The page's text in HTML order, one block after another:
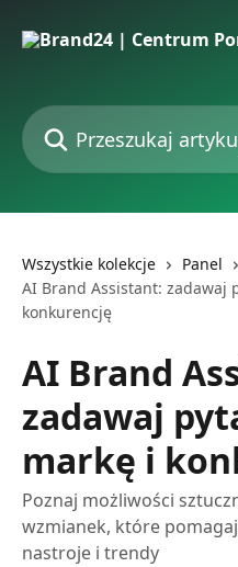
Przeszukaj artykuły...
Wszystkie kolekcje Panel
AI Brand Assistant: zadawaj
konkurencję
AI Brand
zadawaj
markę i
Poznaj możliwości
wzmianek, które
nastroje i trendy